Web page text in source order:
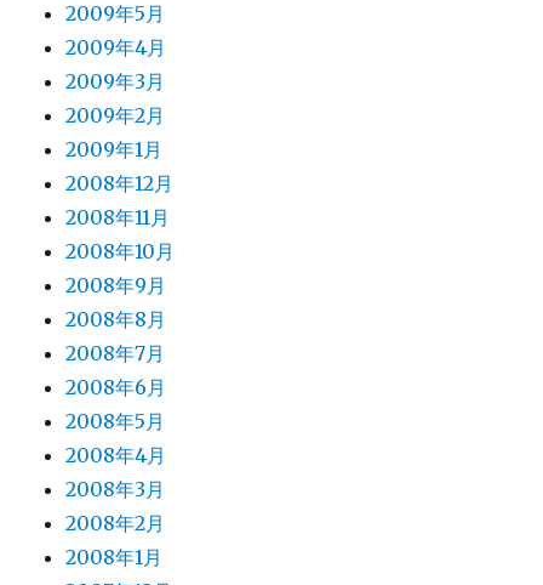
2009年5月
2009年4月
2009年3月
2009年2月
2009年1月
2008年12月
2008年11月
2008年10月
2008年9月
2008年8月
2008年7月
2008年6月
2008年5月
2008年4月
2008年3月
2008年2月
2008年1月